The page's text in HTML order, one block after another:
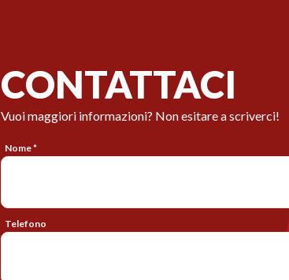
CONTATTACI
Vuoi maggiori informazioni? Non esitare a scriverci!
Nome *
Telefono